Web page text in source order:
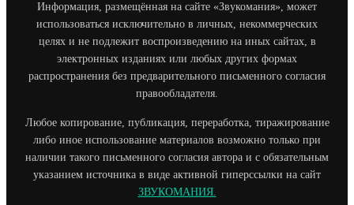
Информация, размещённая на сайте «Звукомания», может
использоваться исключительно в личных, некоммерческих
целях и не подлежит воспроизведению на иных сайтах, в
электронных изданиях или любых других формах
распространения без предварительного письменного согласия
правообладателя.
Любое копирование, публикация, переработка, тиражирование
либо иное использование материалов возможно только при
наличии такого письменного согласия автора и с обязательным
указанием источника в виде активной гиперссылки на сайт
ЗВУКОМАНИЯ.